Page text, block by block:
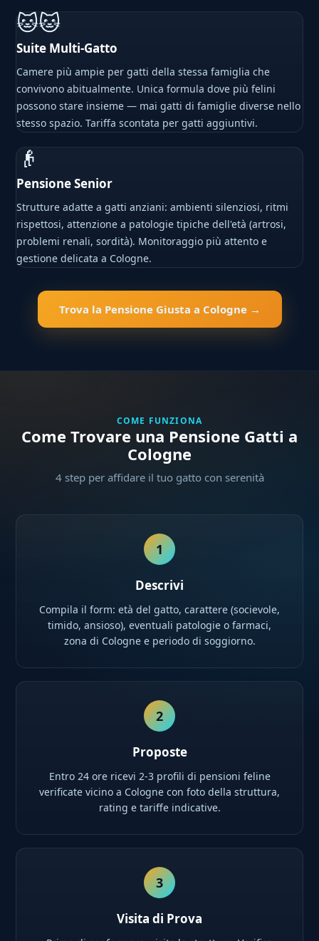
🐱🐱
Suite Multi-Gatto
Camere più ampie per gatti della stessa famiglia che
convivono abitualmente. Unica formula dove più felini
possono stare insieme — mai gatti di famiglie diverse nello
stesso spazio. Tariffa scontata per gatti aggiuntivi.
👴
Pensione Senior
Strutture adatte a gatti anziani: ambienti silenziosi, ritmi
rispettosi, attenzione a patologie tipiche dell'età (artrosi,
problemi renali, sordità). Monitoraggio più attento e
gestione delicata a Cologne.
Trova la Pensione Giusta a Cologne →
COME FUNZIONA
Come Trovare una Pensione Gatti a
Cologne
4 step per affidare il tuo gatto con serenità
1
Descrivi
Compila il form: età del gatto, carattere (socievole,
timido, ansioso), eventuali patologie o farmaci,
zona di Cologne e periodo di soggiorno.
2
Proposte
Entro 24 ore ricevi 2-3 profili di pensioni feline
verificate vicino a Cologne con foto della struttura,
rating e tariffe indicative.
3
Visita di Prova